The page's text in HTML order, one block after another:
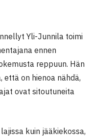
Yli-Junnila toimi
ennen
reppuun. Hän
on hienoa nähdä,
ovat sitoutuneita
kuin jääkiekossa,